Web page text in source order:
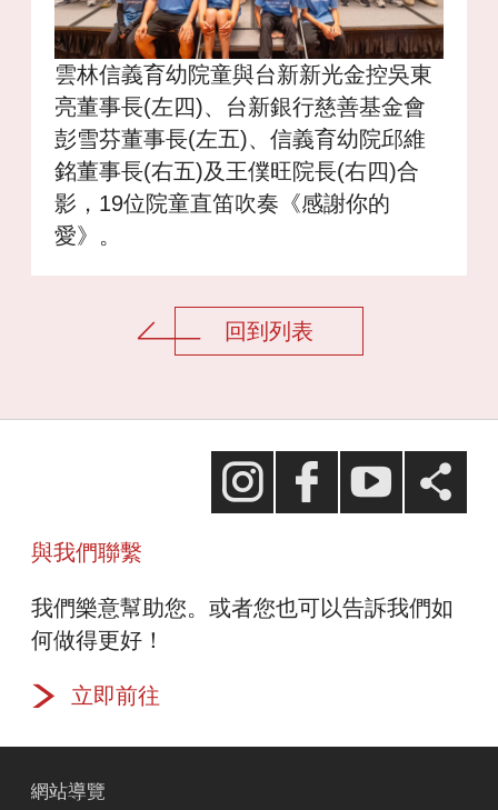
雲林信義育幼院童與台新新光金控吳東
亮董事長(左四)、台新銀行慈善基金會
彭雪芬董事長(左五)、信義育幼院邱維
銘董事長(右五)及王僕旺院長(右四)合
影，19位院童直笛吹奏《感謝你的
愛》。
回到列表
台新慈善基金會
台新優惠市集
Facebook
與我們聯繫
我們樂意幫助您。或者您也可以告訴我們如
何做得更好！
立即前往
網站導覽